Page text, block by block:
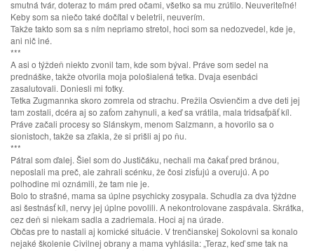
smutná tvár, doteraz to mám pred očami, všetko sa mu zrútilo. Neuveriteľné!
Keby som sa niečo také dočítal v beletrii, neuverím.
Takže takto som sa s ním nepriamo stretol, hoci som sa nedozvedel, kde je,
ani nič iné.
***
A asi o týždeň niekto zvonil tam, kde som býval. Práve som sedel na
prednáške, takže otvorila moja pološialená tetka. Dvaja esenbáci
zasalutovali. Doniesli mi fotky.
Tetka Zugmannka skoro zomrela od strachu. Prežila Osvienčim a dve deti jej
tam zostali, dcéra aj so zaťom zahynuli, a keď sa vrátila, mala tridsaťpäť kíl.
Práve začali procesy so Slánskym, menom Salzmann, a hovorilo sa o
sionistoch, takže sa zľakla, že si prišli aj po ňu.
***
Pátral som ďalej. Šiel som do Justičáku, nechali ma čakať pred bránou,
neposlali ma preč, ale zahrali scénku, že čosi zisťujú a overujú. A po
polhodine mi oznámili, že tam nie je.
Bolo to strašné, mama sa úplne psychicky zosypala. Schudla za dva týždne
asi šestnásť kíl, nervy jej úplne povolili. A nekontrolovane zaspávala. Skrátka,
cez deň si niekam sadla a zadriemala. Hoci aj na úrade.
Občas pre to nastali aj komické situácie. V trenčianskej Sokolovni sa konalo
nejaké školenie Civilnej obrany a mama vyhlásila: „Teraz, keď sme tak na